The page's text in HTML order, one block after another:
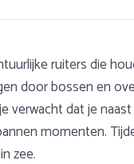
ruiters die
door bossen en
verwacht dat je
momenten.
zee.